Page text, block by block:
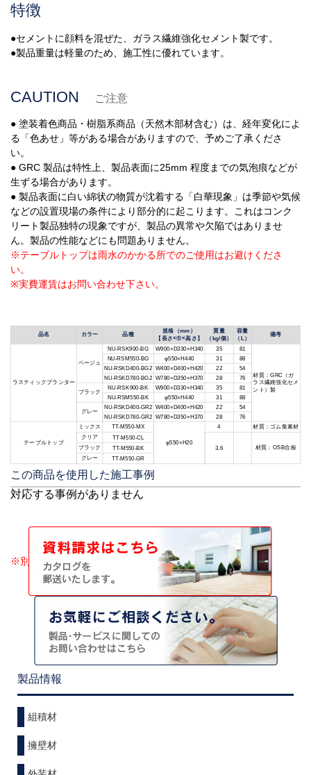
特徴
●セメントに顔料を混ぜた、ガラス繊維強化セメント製です。
●製品重量は軽量のため、施工性に優れています。
CAUTION ご注意
● 塗装着色商品・樹脂系商品（天然木部材含む）は、経年変化によ
る「色あせ」等がある場合がありますので、予めご了承くださ
い。
● GRC 製品は特性上、製品表面に25mm 程度までの気泡痕などが
生ずる場合があります。
● 製品表面に白い綿状の物質が沈着する「白華現象」は季節や気候
などの設置現場の条件により部分的に起こります。これはコンク
リート製品独特の現象ですが、製品の異常や欠陥ではありませ
ん。製品の性能などにも問題ありません。
※テーブルトップは雨水のかかる所でのご使用はお避けくださ
い。
※実費運賃はお問い合わせ下さい。
品名 カラー 品種
規格（mm）
【長さ×巾×高さ】
質量
（kg/個）
容量
（L）
備考
ラスティックプランター
ベージュ
NU-RSK900-BG W900×D330×H340 35 81
材質：GRC（ガ
ラス繊維強化セメ
ント）製
NU-RSM550-BG φ550×H440 31
88
NU-RSKD400-BG2 W400×D400×H420 22
54
NU-RSKD780-BG2 W780×D350×H370 28 76
ブラック
NU-RSK900-BK W900×D330×H340 35
81
NU-RSM550-BK
φ550×H440 31 88
グレー
NU-RSKD400-GR2 W400×D400×H420 22
54
NU-RSKD780-GR2 W780×D350×H370 28 76
テーブルトップ
ミックス TT-M550-MX
φ550×H20
4
材質：ゴム集素材
クリア
TT-M550-CL
3.6
材質：OSB合板
ブラック
TT-M550-BK
グレー
TT-M550-GR
※別途運賃が掛かります。
この商品を使用した施工事例
対応する事例がありません
製品情報
組積材
擁壁材